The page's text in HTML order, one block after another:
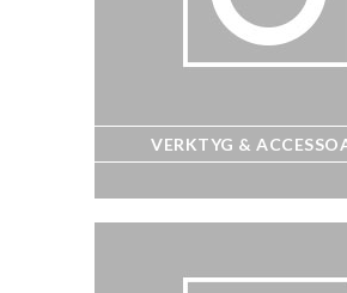
VERKTYG &